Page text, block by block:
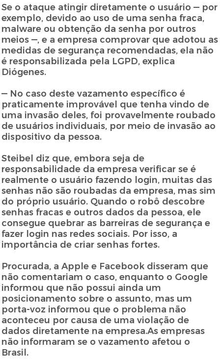
Se o ataque atingir diretamente o usuário — por
exemplo, devido ao uso de uma senha fraca,
malware ou obtenção da senha por outros
meios —, e a empresa comprovar que adotou as
medidas de segurança recomendadas, ela não
é responsabilizada pela LGPD, explica
Diógenes.
— No caso deste vazamento específico é
praticamente improvável que tenha vindo de
uma invasão deles, foi provavelmente roubado
de usuários individuais, por meio de invasão ao
dispositivo da pessoa.
Steibel diz que, embora seja de
responsabilidade da empresa verificar se é
realmente o usuário fazendo login, muitas das
senhas não são roubadas da empresa, mas sim
do próprio usuário. Quando o robô descobre
senhas fracas e outros dados da pessoa, ele
consegue quebrar as barreiras de segurança e
fazer login nas redes sociais. Por isso, a
importância de criar senhas fortes.
Procurada, a Apple e Facebook disseram que
não comentariam o caso, enquanto o Google
informou que não possui ainda um
posicionamento sobre o assunto, mas um
porta-voz informou que o problema não
aconteceu por causa de uma violação de
dados diretamente na empresa.As empresas
não informaram se o vazamento afetou o
Brasil.